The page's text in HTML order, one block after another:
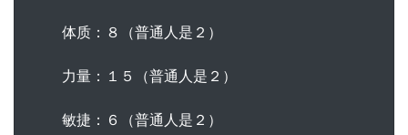
体质：８（普通人是２）
力量：１５（普通人是２）
敏捷：６（普通人是２）